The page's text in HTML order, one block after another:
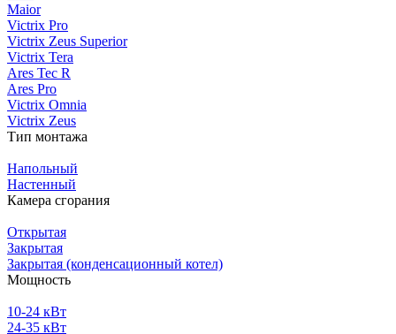
Maior
Victrix Pro
Victrix Zeus Superior
Victrix Tera
Ares Tec R
Ares Pro
Victrix Omnia
Victrix Zeus
Тип монтажа
Напольный
Настенный
Камера сгорания
Открытая
Закрытая
Закрытая (конденсационный котел)
Мощность
10-24 кВт
24-35 кВт